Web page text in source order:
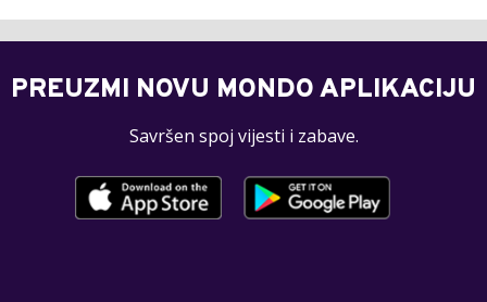
PREUZMI NOVU MONDO APLIKACIJU
Savršen spoj vijesti i zabave.